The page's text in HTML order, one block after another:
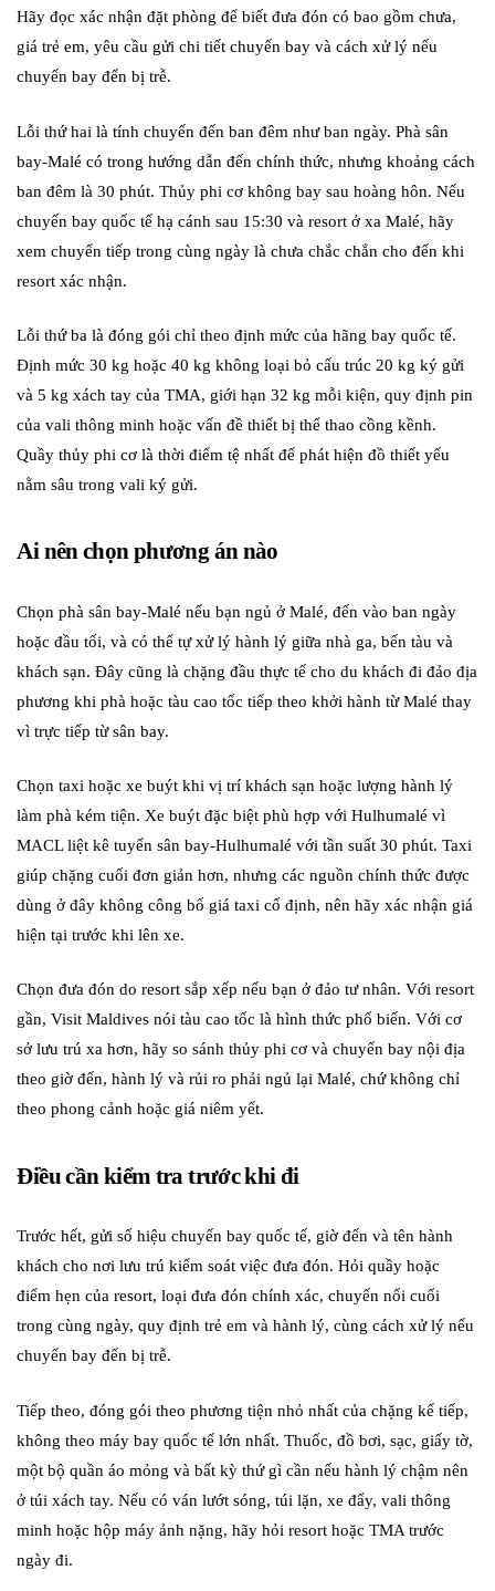
Hãy đọc xác nhận đặt phòng để biết đưa đón có bao gồm chưa,
giá trẻ em, yêu cầu gửi chi tiết chuyến bay và cách xử lý nếu
chuyến bay đến bị trễ.
Lỗi thứ hai là tính chuyến đến ban đêm như ban ngày. Phà sân
bay-Malé có trong hướng dẫn đến chính thức, nhưng khoảng cách
ban đêm là 30 phút. Thủy phi cơ không bay sau hoàng hôn. Nếu
chuyến bay quốc tế hạ cánh sau 15:30 và resort ở xa Malé, hãy
xem chuyển tiếp trong cùng ngày là chưa chắc chắn cho đến khi
resort xác nhận.
Lỗi thứ ba là đóng gói chỉ theo định mức của hãng bay quốc tế.
Định mức 30 kg hoặc 40 kg không loại bỏ cấu trúc 20 kg ký gửi
và 5 kg xách tay của TMA, giới hạn 32 kg mỗi kiện, quy định pin
của vali thông minh hoặc vấn đề thiết bị thể thao cồng kềnh.
Quầy thủy phi cơ là thời điểm tệ nhất để phát hiện đồ thiết yếu
nằm sâu trong vali ký gửi.
Ai nên chọn phương án nào
Chọn phà sân bay-Malé nếu bạn ngủ ở Malé, đến vào ban ngày
hoặc đầu tối, và có thể tự xử lý hành lý giữa nhà ga, bến tàu và
khách sạn. Đây cũng là chặng đầu thực tế cho du khách đi đảo địa
phương khi phà hoặc tàu cao tốc tiếp theo khởi hành từ Malé thay
vì trực tiếp từ sân bay.
Chọn taxi hoặc xe buýt khi vị trí khách sạn hoặc lượng hành lý
làm phà kém tiện. Xe buýt đặc biệt phù hợp với Hulhumalé vì
MACL liệt kê tuyến sân bay-Hulhumalé với tần suất 30 phút. Taxi
giúp chặng cuối đơn giản hơn, nhưng các nguồn chính thức được
dùng ở đây không công bố giá taxi cố định, nên hãy xác nhận giá
hiện tại trước khi lên xe.
Chọn đưa đón do resort sắp xếp nếu bạn ở đảo tư nhân. Với resort
gần, Visit Maldives nói tàu cao tốc là hình thức phổ biến. Với cơ
sở lưu trú xa hơn, hãy so sánh thủy phi cơ và chuyến bay nội địa
theo giờ đến, hành lý và rủi ro phải ngủ lại Malé, chứ không chỉ
theo phong cảnh hoặc giá niêm yết.
Điều cần kiểm tra trước khi đi
Trước hết, gửi số hiệu chuyến bay quốc tế, giờ đến và tên hành
khách cho nơi lưu trú kiểm soát việc đưa đón. Hỏi quầy hoặc
điểm hẹn của resort, loại đưa đón chính xác, chuyến nối cuối
trong cùng ngày, quy định trẻ em và hành lý, cùng cách xử lý nếu
chuyến bay đến bị trễ.
Tiếp theo, đóng gói theo phương tiện nhỏ nhất của chặng kế tiếp,
không theo máy bay quốc tế lớn nhất. Thuốc, đồ bơi, sạc, giấy tờ,
một bộ quần áo mỏng và bất kỳ thứ gì cần nếu hành lý chậm nên
ở túi xách tay. Nếu có ván lướt sóng, túi lặn, xe đẩy, vali thông
minh hoặc hộp máy ảnh nặng, hãy hỏi resort hoặc TMA trước
ngày đi.